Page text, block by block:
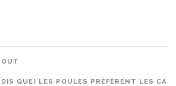
QUE) LES POULES PRÉFÈRENT LES